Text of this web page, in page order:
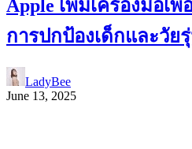
Apple เพิ่มเครื่องมือเ
การปกป้องเด็กและวั
LadyBee
June 13, 2025